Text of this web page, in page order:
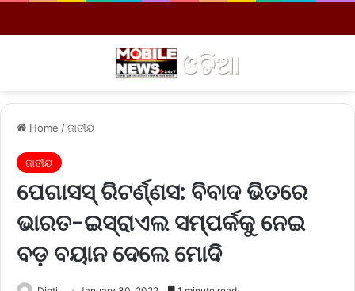
Home /ଜାତୀୟ
ଜାତୀୟ
ପେଗାସସ୍‌ ରିଟର୍ଣ୍ଣସ: ବିବାଦ ଭିତରେ
ଭାରତ-ଇସ୍ରାଏଲ ସମ୍ପର୍କକୁ ନେଇ
ବଡ଼ ବୟାନ ଦେଲେ ମୋଦି